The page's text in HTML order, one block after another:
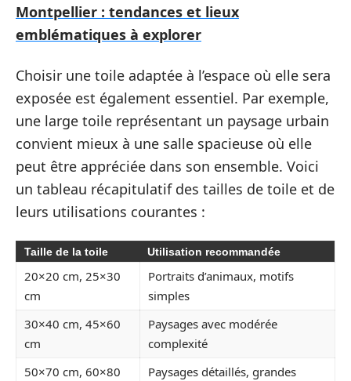
Montpellier : tendances et lieux
emblématiques à explorer
Choisir une toile adaptée à l’espace où elle sera
exposée est également essentiel. Par exemple,
une large toile représentant un paysage urbain
convient mieux à une salle spacieuse où elle
peut être appréciée dans son ensemble. Voici
un tableau récapitulatif des tailles de toile et de
leurs utilisations courantes :
Taille de la toile Utilisation recommandée
20×20 cm, 25×30
cm
Portraits d’animaux, motifs
simples
30×40 cm, 45×60
cm
Paysages avec modérée
complexité
50×70 cm, 60×80
Paysages détaillés, grandes